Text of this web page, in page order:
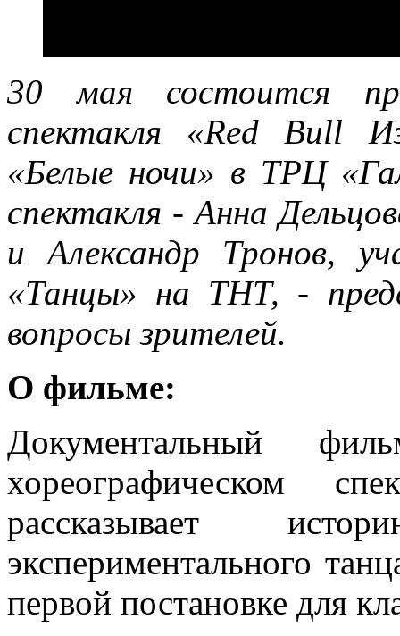
30 мая состоится
спектакля «Red Bull
«Белые ночи» в ТРЦ
спектакля - Анна
и Александр Тронов,
«Танцы» на ТНТ, -
вопросы зрителей.
О фильме:
Документальный
хореографическом
рассказывает
экспериментального
первой постановке для